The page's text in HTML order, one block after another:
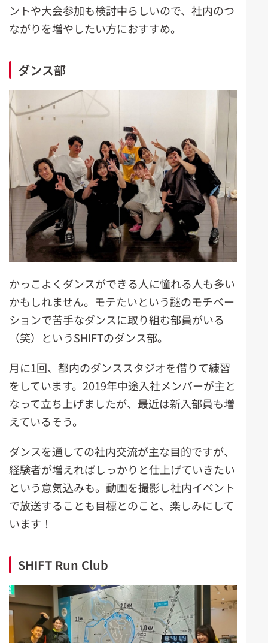
ントや大会参加も検討中らしいので、社内のつ
ながりを増やしたい方におすすめ。
ダンス部
かっこよくダンスができる人に憧れる人も多い
かもしれません。モテたいという謎のモチベー
ションで苦手なダンスに取り組む部員がいる
（笑）というSHIFTのダンス部。
月に1回、都内のダンススタジオを借りて練習
をしています。2019年中途入社メンバーが主と
なって立ち上げましたが、最近は新入部員も増
えているそう。
ダンスを通しての社内交流が主な目的ですが、
経験者が増えればしっかりと仕上げていきたい
という意気込みも。動画を撮影し社内イベント
で放送することも目標とのこと、楽しみにして
います！
SHIFT Run Club